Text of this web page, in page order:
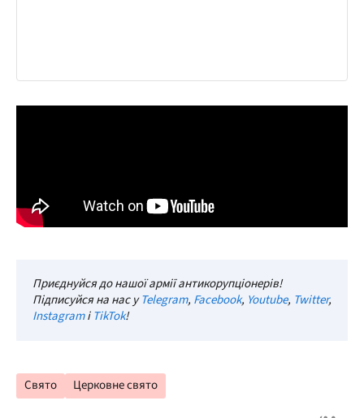
Приєднуйся до нашої армії антикорупціонерів!
Підписуйся на нас уTelegram, Facebook, Youtube, Twitter,
InstagramіTikTok!
Свято Церковне свято